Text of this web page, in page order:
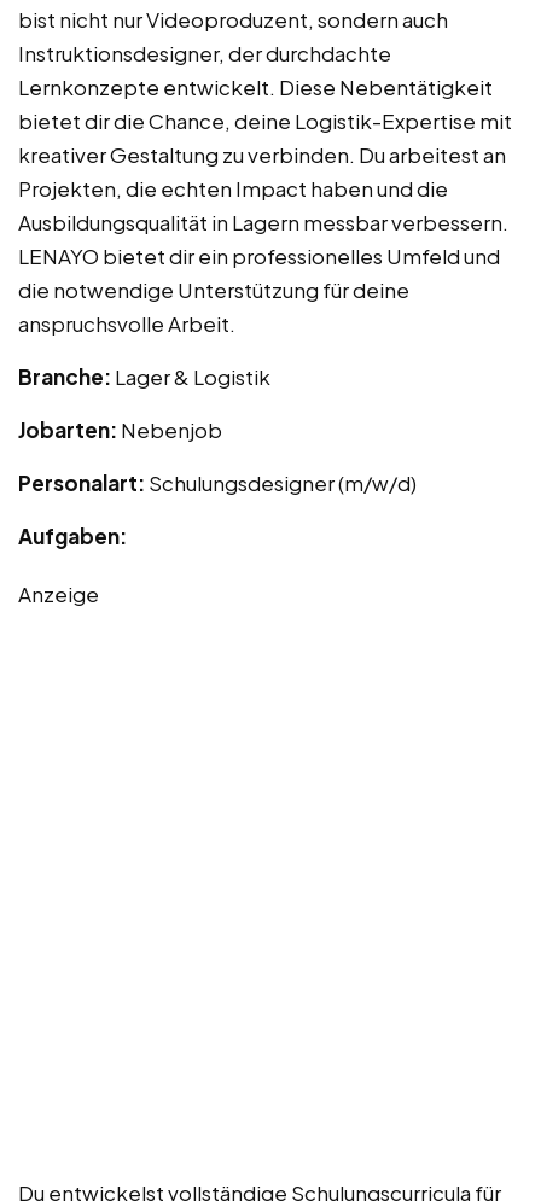
bist nicht nur Videoproduzent, sondern auch
Instruktionsdesigner, der durchdachte
Lernkonzepte entwickelt. Diese Nebentätigkeit
bietet dir die Chance, deine Logistik-Expertise mit
kreativer Gestaltung zu verbinden. Du arbeitest an
Projekten, die echten Impact haben und die
Ausbildungsqualität in Lagern messbar verbessern.
LENAYO bietet dir ein professionelles Umfeld und
die notwendige Unterstützung für deine
anspruchsvolle Arbeit.
Branche: Lager & Logistik
Jobarten: Nebenjob
Personalart: Schulungsdesigner (m/w/d)
Aufgaben:
Anzeige
Du entwickelst vollständige Schulungscurricula für